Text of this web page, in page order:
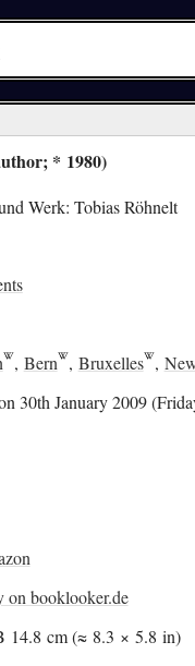
* 1980)
Werk: Tobias Röhnelt
, Bern , Bruxelles ,
30th January 2009
on booklooker.de
14.8 cm (≈ 8.3 × 5.8 in)